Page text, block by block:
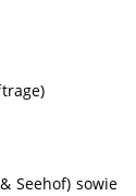
Seehof) sowie